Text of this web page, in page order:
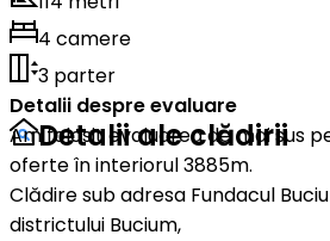
4 camere
3 parter
Detalii despre evaluare
Am folosit evaluarea de mai sus
oferte în interiorul 3885m.
Detalii ale clădirii
Clădire sub adresa Fundacul
districtului Bucium,